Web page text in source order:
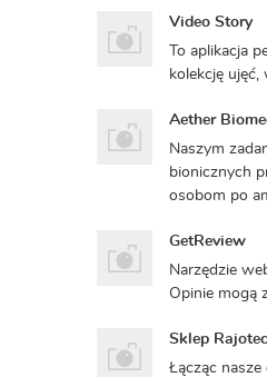
Video Story
To aplikacja
kolekcję
Aether
Naszym
bionicznych
osobom po
GetReview
Narzędzie
Opinie mogą
Sklep
Łącząc